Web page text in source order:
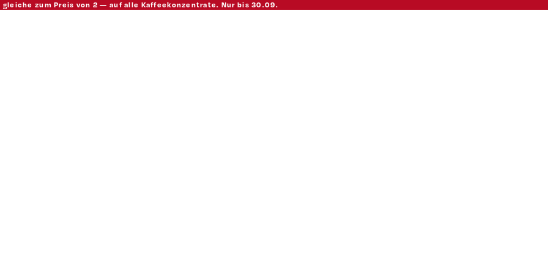
gleiche zum Preis von 2 — auf alle Kaffeekonzentrate. Nur bis 30.09.